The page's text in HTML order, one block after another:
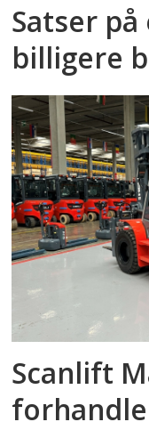
Satser
billigere
Scanlift